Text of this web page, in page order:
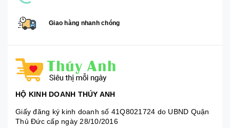
Giao hàng nhanh chóng
HỘ KINH DOANH THÚY ANH
Giấy đăng ký kinh doanh số 41Q8021724 do UBND Quận
Thủ Đức cấp ngày 28/10/2016